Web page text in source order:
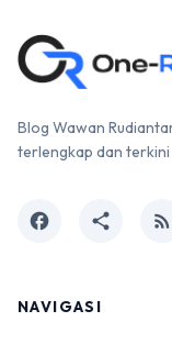
Blog Wawan
terlengkap dan terkini
facebook share rss_feed
NAVIGASI